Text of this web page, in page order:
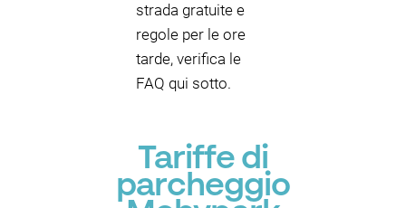
strada gratuite e
regole per le ore
tarde, verifica le
FAQ qui sotto.
Tariffe di
parcheggio